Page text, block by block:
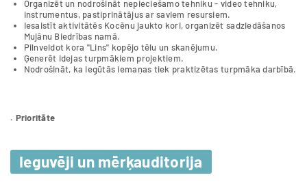
Organizēt un nodrošināt nepieciešamo tehniku - video tehniku,
instrumentus, pastiprinātājus ar saviem resursiem.
Iesaistīt aktivitātēs Kocēnu jaukto kori, organizēt sadziedāšanos
Mujānu Biedrības namā.
Pilnveidot kora ''Lins" kopējo tēlu un skanējumu.
Ģenerēt idejas turpmākiem projektiem.
Nodrošināt, ka iegūtās iemaņas tiek praktizētas turpmāka darbībā.
. Prioritāte
Ieguvēji un mērķauditorija